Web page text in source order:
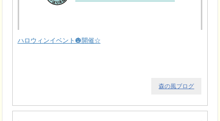
ハロウィンイベント🎃開催☆
森の風ブログ